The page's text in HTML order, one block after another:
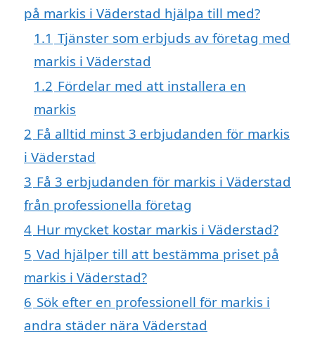
på markis i Väderstad hjälpa till med?
1.1 Tjänster som erbjuds av företag med
markis i Väderstad
1.2 Fördelar med att installera en
markis
2 Få alltid minst 3 erbjudanden för markis
i Väderstad
3 Få 3 erbjudanden för markis i Väderstad
från professionella företag
4 Hur mycket kostar markis i Väderstad?
5 Vad hjälper till att bestämma priset på
markis i Väderstad?
6 Sök efter en professionell för markis i
andra städer nära Väderstad